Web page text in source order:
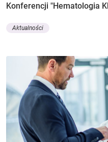
Konferencji "Hematologia
Aktualności